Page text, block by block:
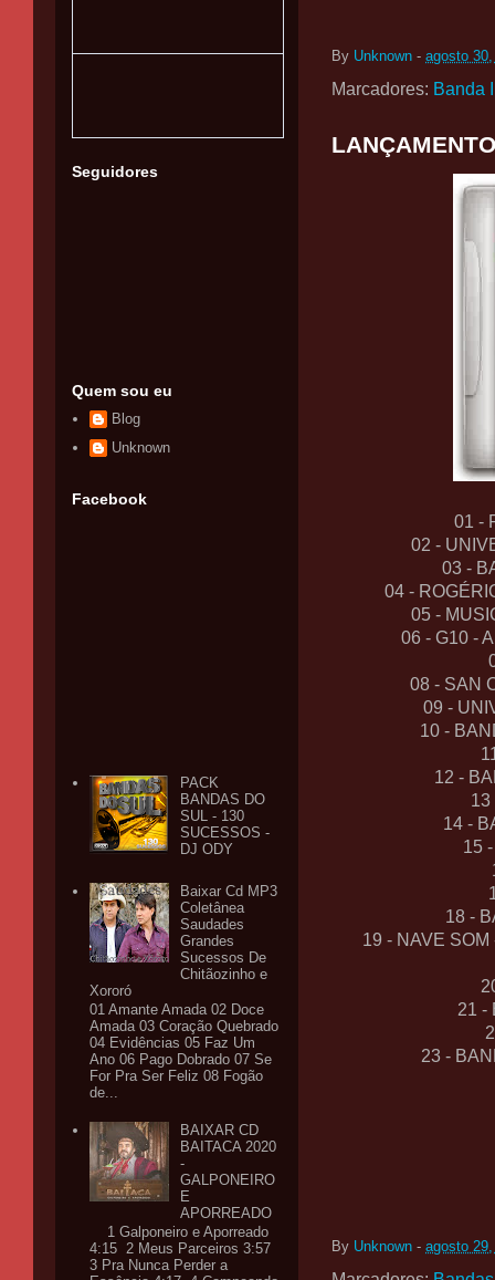
By Unknown - agosto
Marcadores: Banda
01 -
02 -
03 -
04 -
05 -
06 - G10 -
08 - SAN
09 -
10 -
12 -
13
14 -
15
18 -
19 - NAVE
21 -
23 -
By Unknown - agosto
Seguidores
Quem sou eu
Blog
Unknown
Facebook
PACK
BANDAS DO
SUL - 130
SUCESSOS -
DJ ODY
Baixar Cd MP3
Coletânea
Saudades
Grandes
Sucessos De
Chitãozinho e
Xororó
01 Amante Amada 02 Doce
Amada 03 Coração Quebrado
04 Evidências 05 Faz Um
Ano 06 Pago Dobrado 07 Se
For Pra Ser Feliz 08 Fogão
de...
BAIXAR CD
BAITACA 2020
-
GALPONEIRO
E
APORREADO
1 Galponeiro e Aporreado
4:15 2 Meus Parceiros 3:57
3 Pra Nunca Perder a